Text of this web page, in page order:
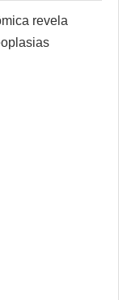
revela